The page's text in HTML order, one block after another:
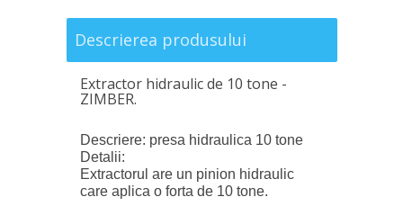
Descrierea produsului
Extractor hidraulic de 10 tone -
ZIMBER.
Descriere: presa hidraulica 10 tone
Detalii:
Extractorul are un pinion hidraulic
care aplica o forta de 10 tone.